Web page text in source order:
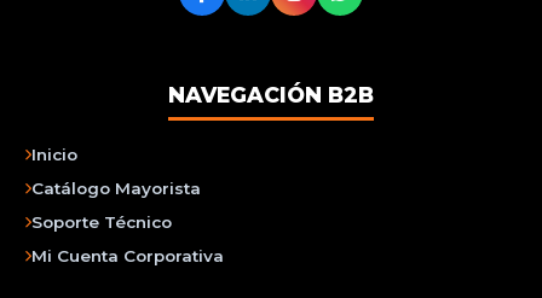
NAVEGACIÓN B2B
Inicio
Catálogo Mayorista
Soporte Técnico
Mi Cuenta Corporativa